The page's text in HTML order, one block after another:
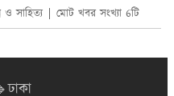
সাহিত্য মোট খবর সংখ্যা 6টি